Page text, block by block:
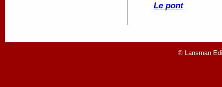
Le pont
© Lansman